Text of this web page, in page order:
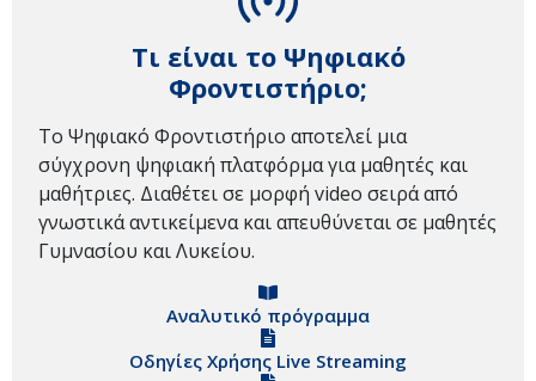
Τι είναι το Ψηφιακό
Φροντιστήριο;
Το Ψηφιακό Φροντιστήριο αποτελεί μια
σύγχρονη ψηφιακή πλατφόρμα για μαθητές και
μαθήτριες. Διαθέτει σε μορφή video σειρά από
γνωστικά αντικείμενα και απευθύνεται σε μαθητές
Γυμνασίου και Λυκείου.
Αναλυτικό πρόγραμμα
Οδηγίες Χρήσης Live Streaming